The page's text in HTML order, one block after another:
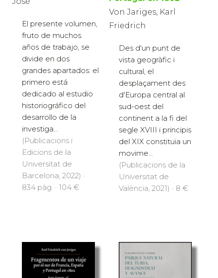
El presente volumen,
fruto de muchos
años de trabajo, se
divide en dos
grandes apartados: el
primero está
dedicado al estudio
historiográfico del
desarrollo de la
investiga...
(Publicacions i
Edicions de la
Universitat de
Barcelona, 2022) ·
834 pàg. · 104 €
Von Jariges, Karl
Friedrich
Des d'un punt de
vista geogràfic i
cultural, el
desplaçament des
d'Europa central al
sud-oest del
continent a la fi del
segle XVIII i principis
del XIX constituïa un
movime...
(Publicacions de la
Universitat de
València, 2021) · 8 €